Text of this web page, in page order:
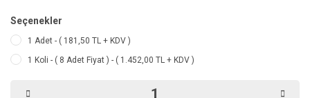
Seçenekler
1 Adet - ( 181,50 TL + KDV )
1 Koli - ( 8 Adet Fiyat ) - ( 1.452,00 TL + KDV )